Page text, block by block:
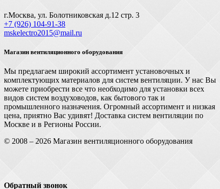
г.Москва, ул. Болотниковская д.12 стр. 3
+7 (926) 104-91-З8
mskelectro2015@mail.ru
Магазин вентиляционного оборудования
Мы предлагаем широкий ассортимент установочных и
комплектующих материалов для систем вентиляции. У нас Вы
можете приобрести все что необходимо для установки всех
видов систем воздуховодов, как бытового так и
промышленного назначения. Огромный ассортимент и низкая
цена, приятно Вас удивят! Доставка систем вентиляции по
Москве и в Регионы России.
© 2008 – 2026 Магазин вентиляционного оборудования
Обратный звонок